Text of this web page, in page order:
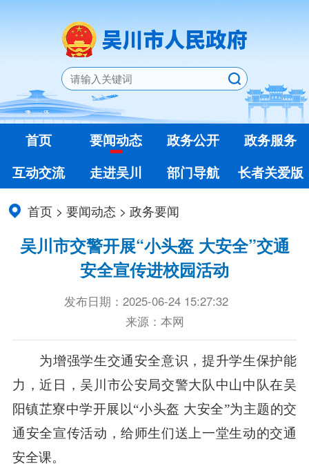
首页 要闻动态 政务公开
政务服务
互动交流
走进吴川 部门导航 长者关爱版
首页 >要闻动态 >政务要闻
吴川市交警开展“小头盔 大安全”交通
安全宣传进校园活动
发布日期：2025-06-24 15:27:32
来源：本网
为增强学生交通安全意识，提升学生保护能
力，近日，吴川市公安局交警大队中山中队在吴
阳镇芷寮中学开展以“小头盔 大安全”为主题的交
通安全宣传活动，给师生们送上一堂生动的交通
安全课。